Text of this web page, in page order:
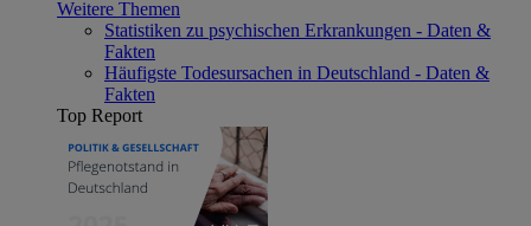
Weitere Themen
Statistiken zu psychischen Erkrankungen - Daten &
Fakten
Häufigste Todesursachen in Deutschland - Daten &
Fakten
Top Report